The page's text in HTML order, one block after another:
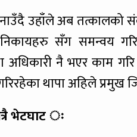
उहाँले अब तत्कालको
सँग समन्वय
अधिकारी नै भएर काम
थापा अहिले
भेटघाट ः